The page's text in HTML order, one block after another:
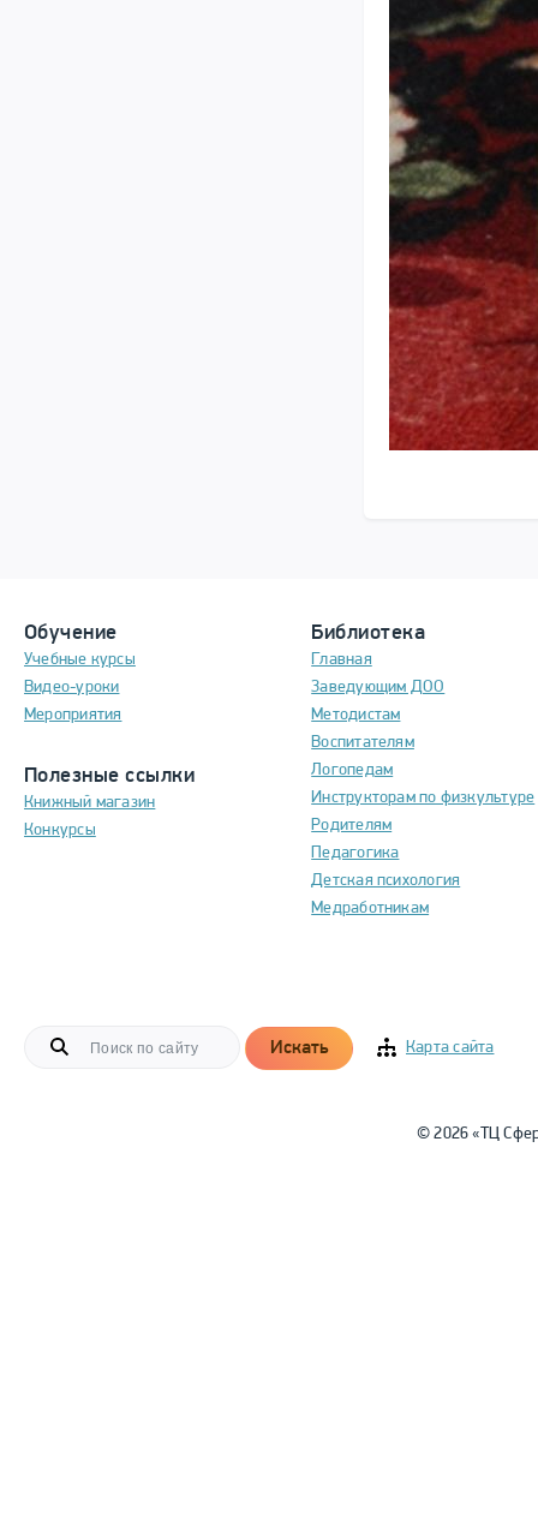
Обучение
Учебные курсы
Видео-уроки
Мероприятия
Полезные ссылки
Книжный магазин
Конкурсы
Библиотека
Главная
Заведующим ДОО
Методистам
Воспитателям
Логопедам
Инструкторам по физкультуре
Родителям
Педагогика
Детская психология
Медработникам
Искать Карта сайта
© 2026 «ТЦ